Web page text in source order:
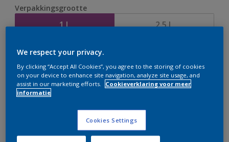
Verpakkingsgrootte
1 L 2,5 L
Aantal Verfcalculator
Bereken
Op dit moment is het niet mogelijk dit product online
te bestellen. Bezoek je dichtstbijzijnde winkel of klik op
de knop hieronder.
We respect your privacy.
By clicking “Accept All Cookies”, you agree to the storing of cookies
on your device to enhance site navigation, analyze site usage, and
assist in our marketing efforts.
Cookieverklaring voor meer
informatie
Cookies Settings